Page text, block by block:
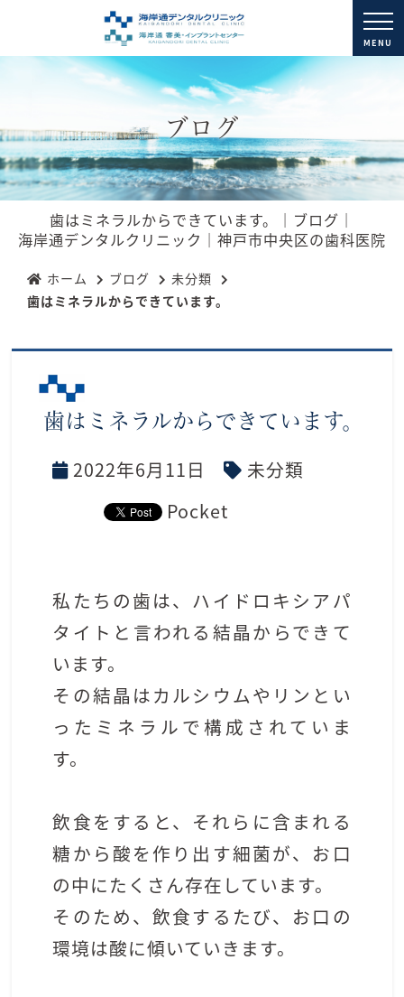
MENU
ブログ
歯はミネラルからできています。｜ブログ｜
海岸通デンタルクリニック｜神戸市中央区の歯科医院
ホーム ブログ
未分類
歯はミネラルからできています。
歯はミネラルからできています。
2022年6月11日
未分類
Pocket
私たちの歯は、ハイドロキシアパ
タイトと言われる結晶からできて
います。
その結晶はカルシウムやリンとい
ったミネラルで構成されていま
す。
飲食をすると、それらに含まれる
糖から酸を作り出す細菌が、お口
の中にたくさん存在しています。
そのため、飲食するたび、お口の
環境は酸に傾いていきます。